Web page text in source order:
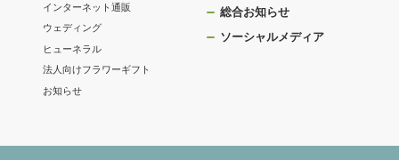
インターネット通販
ウェディング
ヒューネラル
法人向けフラワーギフト
お知らせ
総合お知らせ
ソーシャルメディア